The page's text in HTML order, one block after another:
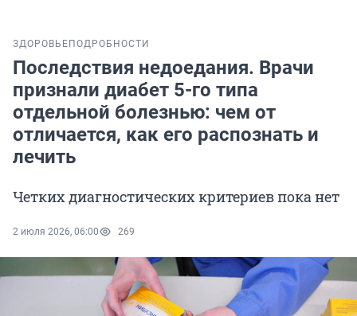
ЗДОРОВЬЕ ПОДРОБНОСТИ
Последствия недоедания. Врачи
признали диабет 5-го типа
отдельной болезнью: чем от
отличается, как его распознать и
лечить
Четких диагностических критериев пока нет
2 июля 2026, 06:00 269